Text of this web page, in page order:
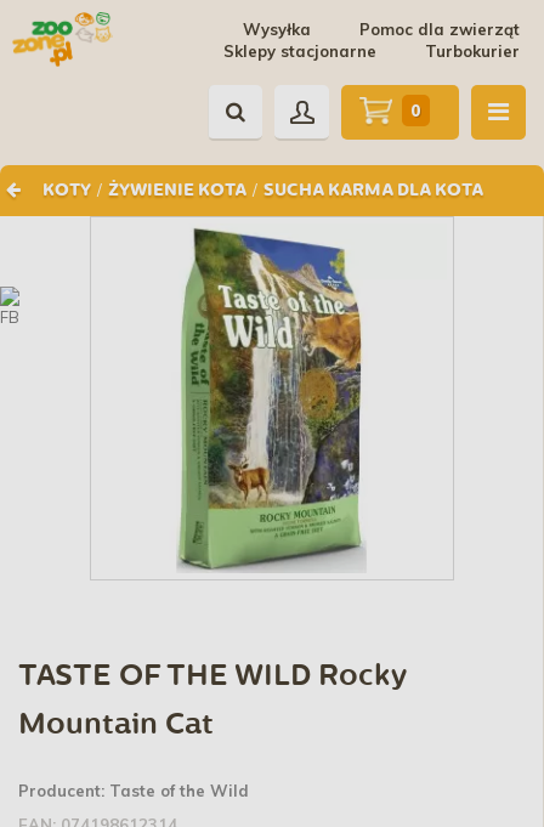
Pomoc dla zwierząt
Wysyłka
Turbokurier
Sklepy stacjonarne
KOTY / ŻYWIENIE KOTA / SUCHA KARMA DLA KOTA
0
TASTE OF THE WILD Rocky
Mountain Cat
Producent: Taste of the Wild